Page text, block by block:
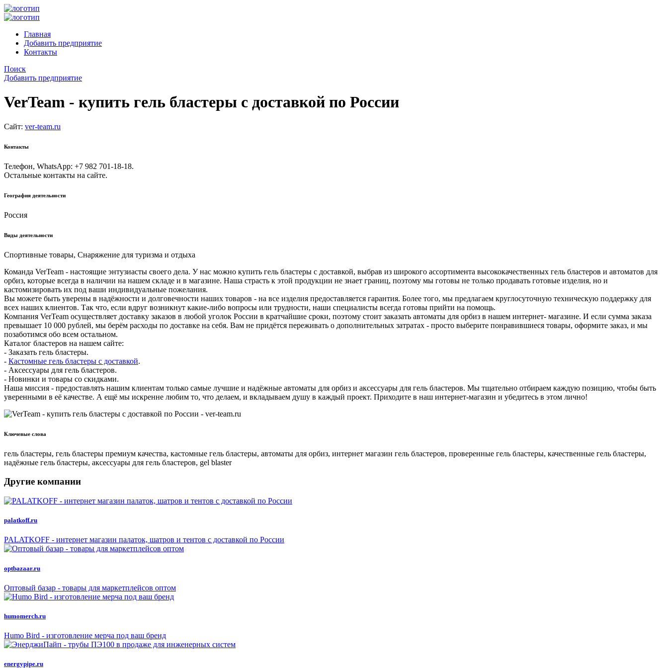
Главная
Добавить предприятие
Контакты
Поиск
Добавить предприятие
VerTeam - купить гель бластеры с доставкой по России
Сайт: ver-team.ru
Контакты
Телефон, WhatsApp: +7 982 701-18-18.
Остальные контакты на сайте.
География деятельности
Россия
Виды деятельности
Спортивные товары, Снаряжение для туризма и отдыха
Команда VerTeam - настоящие энтузиасты своего дела. У нас можно купить гель бластеры с доставкой, выбрав из широкого ассортимента высококачественных гель бластеров и автоматов для
орбиз, которые всегда в наличии на нашем складе и в магазине. Наша страсть к этой продукции не знает границ, поэтому мы готовы не только продавать готовые изделия, но и
кастомизировать их под ваши индивидуальные пожелания.
Вы можете быть уверены в надёжности и долговечности наших товаров - на все изделия предоставляется гарантия. Более того, мы предлагаем круглосуточную техническую поддержку для
всех наших клиентов. Так что, если вдруг возникнут какие-либо вопросы или трудности, наши специалисты всегда готовы прийти на помощь.
Компания VerTeam осуществляет доставку заказов в любой уголок России в кратчайшие сроки, поэтому стоит заказать автоматы для орбиз в нашем интернет- магазине. И если сумма заказа
превышает 10 000 рублей, мы берём расходы по доставке на себя. Вам не придётся переживать о дополнительных затратах - просто выберите понравившиеся товары, оформите заказ, и мы
позаботимся обо всем остальном.
Каталог бластеров на нашем сайте:
- Заказать гель бластеры.
- Кастомные гель бластеры с доставкой.
- Аксессуары для гель бластеров.
- Новинки и товары со скидками.
Наша миссия - предоставлять нашим клиентам только самые лучшие и надёжные автоматы для орбиз и аксессуары для гель бластеров. Мы тщательно отбираем каждую позицию, чтобы быть
уверенными в её качестве. А ещё мы искренне любим то, что делаем, и вкладываем душу в каждый проект. Приходите в наш интернет-магазин и убедитесь в этом лично!
Ключевые слова
гель бластеры, гель бластеры премиум качества, кастомные гель бластеры, автоматы для орбиз, интернет магазин гель бластеров, проверенные гель бластеры, качественные гель бластеры,
надёжные гель бластеры, аксессуары для гель бластеров, gel blaster
Другие компании
palatkoff.ru
PALATKOFF - интернет магазин палаток, шатров и тентов с доставкой по России
optbazaar.ru
Оптовый базар - товары для маркетплейсов оптом
humomerch.ru
Humo Bird - изготовление мерча под ваш бренд
energypipe.ru